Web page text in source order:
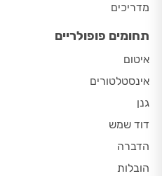
מדריכים
תחומים פופולריים
איטום
אינסטלטורים
גנן
דוד שמש
הדברה
הובלות